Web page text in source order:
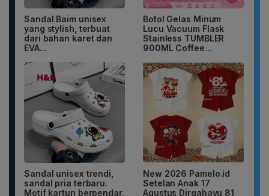
Sandal Baim unisex
yang stylish, terbuat
dari bahan karet dan
EVA...
Botol Gelas Minum
Lucu Vacuum Flask
Stainless TUMBLER
900ML Coffee...
Sandal unisex trendi,
sandal pria terbaru.
Motif kartun berpendar.
New 2026 Pamelo.id
Setelan Anak 17
Agustus Dirgahayu 81